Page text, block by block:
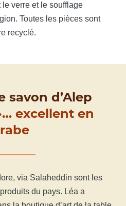
le verre et le soufflage
Toutes les pièces sont
recyclé.
savon d’Alep
excellent en
via Salaheddin sont les
du pays. Léa a